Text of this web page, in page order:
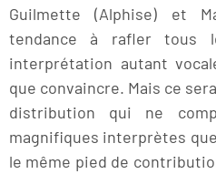
Guilmette (Alphise) et
tendance à rafler tous
interprétation autant
que convaincre. Mais ce
distribution qui ne
magnifiques interprètes
le même pied de